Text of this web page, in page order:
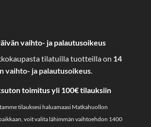
vaihto- ja palautusoikeus
tilatuilla tuotteilla on 14
vaihto- ja palautusoikeus
toimitus yli 100€ tilauksiin
tilauksesi haluamaasi Matkahuollon
voit valita lähimmän vaihtoehdon 1400